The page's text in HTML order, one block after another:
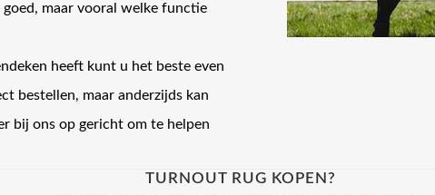
maar vooral welke functie
heeft kunt u het beste even
bestellen, maar anderzijds kan
bij ons op gericht om te helpen
TURNOUT RUG KOPEN?